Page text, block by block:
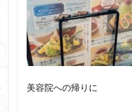
美容院への帰りに